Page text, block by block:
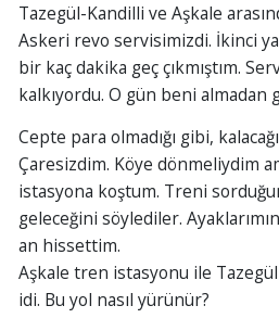
Tazegül-Kandilli ve Aşkale
Askeri revo servisimizdi. İkinci
bir kaç dakika geç çıkmıştım.
kalkıyordu. O gün beni almadan
Cepte para olmadığı gibi,
Çaresizdim. Köye dönmeliydim
istasyona koştum. Treni
geleceğini söylediler.
an hissettim.
Aşkale tren istasyonu ile
idi. Bu yol nasıl yürünür?